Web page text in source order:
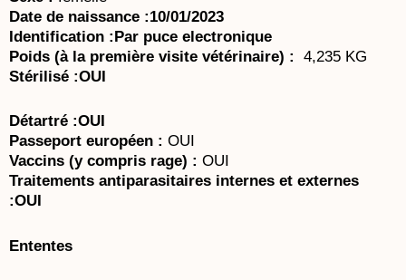
Date de naissance :10/01/2023
Identification :Par puce electronique
Poids (à la première visite vétérinaire) :
4,235 KG
Stérilisé :OUI
Détartré :OUI
Passeport européen : OUI
Vaccins (y compris rage) : OUI
Traitements antiparasitaires internes et externes
:OUI
Ententes